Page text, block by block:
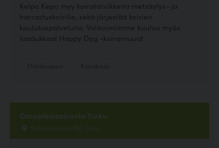
Kelpo Kepo myy koiratarvikkeita metsästys- ja
harrastuskoirille, sekä järjestää koirien
koulutuspalveluita. Valikoimiimme kuuluu myös
laadukkaat Happy Dog -koiranruuat.
Omaeläinsairaala Turku
Satakunnantie 162, Turku